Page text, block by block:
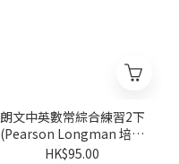
朗文中英數常綜合練習2下
(Pearson Longman 培生
朗文)
HK$95.00